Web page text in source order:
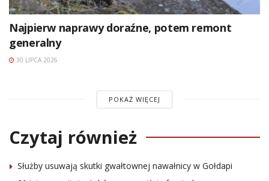
Najpierw naprawy doraźne, potem remont
generalny
30 LIPCA 2026
POKAŻ WIĘCEJ
Czytaj również
Służby usuwają skutki gwałtownej nawałnicy w Gołdapi